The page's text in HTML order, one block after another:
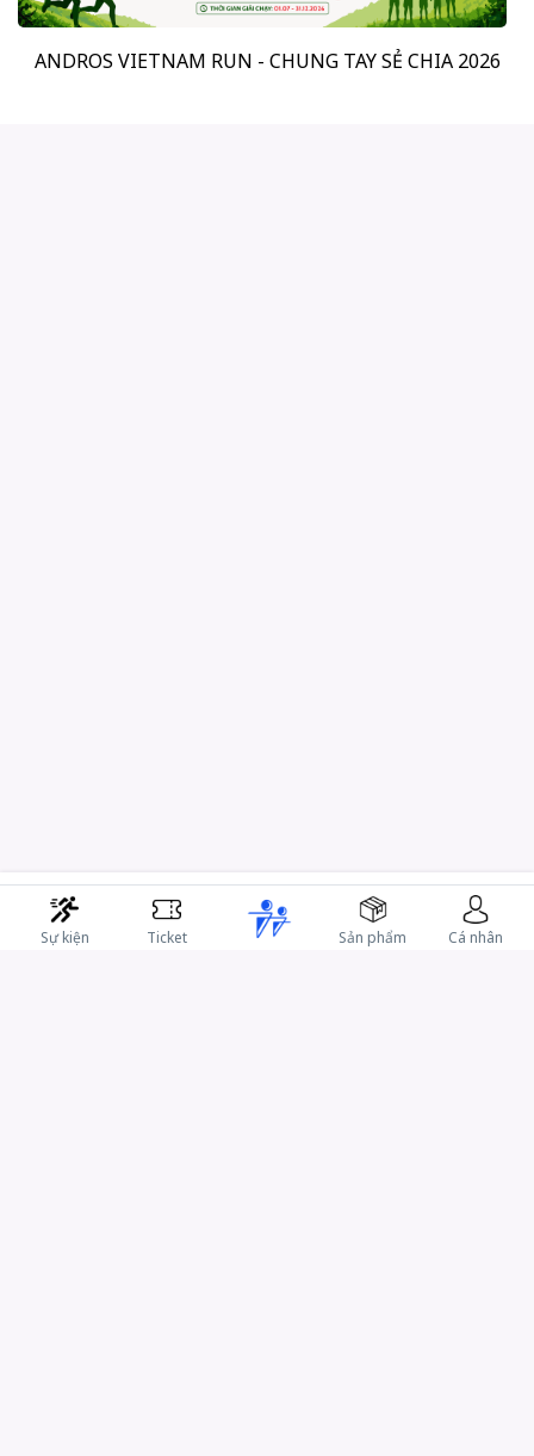
ANDROS VIETNAM RUN - CHUNG TAY SẺ CHIA 2026
Sự kiện Ticket Sản phẩm Cá nhân